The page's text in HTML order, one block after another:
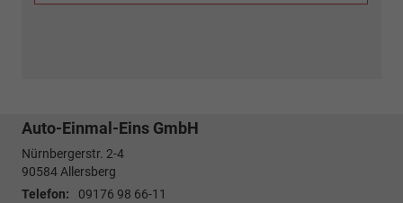
Auto-Einmal-Eins GmbH
Nürnbergerstr. 2-4
90584Allersberg
Telefon:
09176 98 66-11